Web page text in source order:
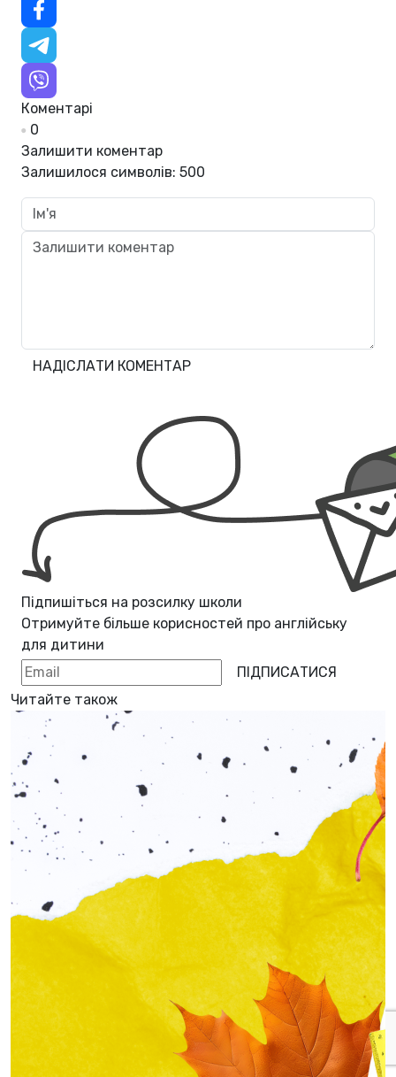
Коментарі
0
Залишити коментар
Залишилося символів: 500
НАДІСЛАТИ КОМЕНТАР
Підпишіться на розсилку школи
Отримуйте більше корисностей про англійську
для дитини
ПІДПИСАТИСЯ
Читайте також